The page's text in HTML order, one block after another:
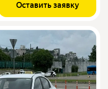
Оставить заявку